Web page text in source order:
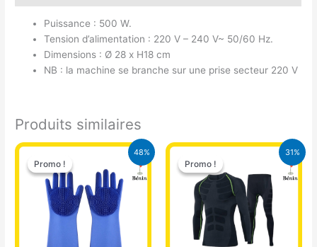
Puissance : 500 W.
Tension d’alimentation : 220 V – 240 V~ 50/60 Hz.
Dimensions : Ø 28 x H18 cm
NB : la machine se branche sur une prise secteur 220 V
Produits similaires
48%
Promo !
Promo !
Le
prix
initial
était :
12.500 CFA.
Le
actuel
est :
6.500 CFA.
31%
Promo !
Promo !
Le
prix
initial
était :
18.000 CFA.
Le
prix
actuel
est :
12.500 CFA.